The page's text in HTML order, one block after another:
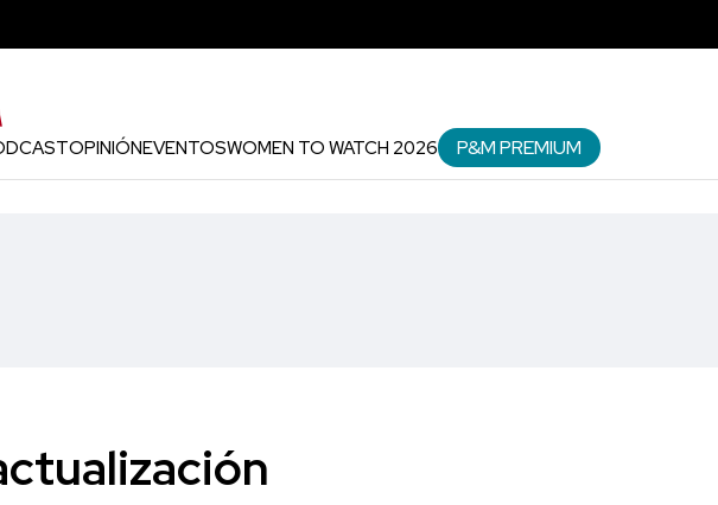
OPINIÓNEVENTOSWOMEN TO WATCH 2026 P&M PREMIUM